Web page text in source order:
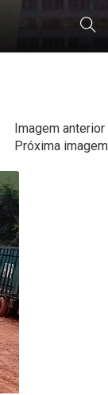
Imagem anterior
Próxima imagem